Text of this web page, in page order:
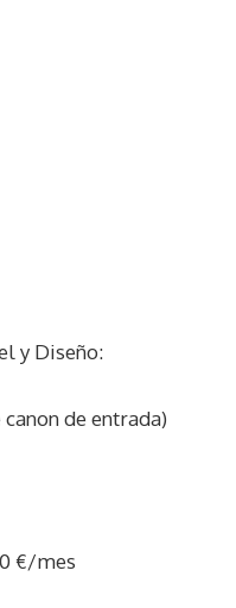
y Diseño:
de entrada)
€/mes